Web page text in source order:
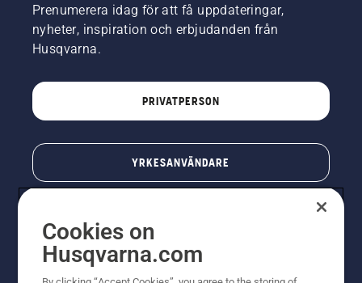
Prenumerera idag för att få uppdateringar,
nyheter, inspiration och erbjudanden från
Husqvarna.
PRIVATPERSON
YRKESANVÄNDARE
Cookies on
Husqvarna.com